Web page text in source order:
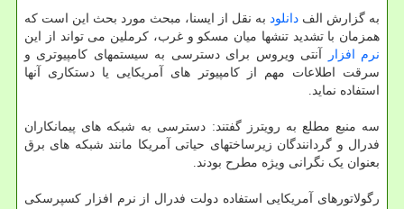
به گزارش الف دانلود به نقل از ایسنا، مبحث مورد بحث این است که
همزمان با تشدید تنشها میان مسکو و غرب، کرملین می تواند از این
نرم افزار
آنتی ویروس برای دسترسی به سیستمهای کامپیوتری و
سرقت اطلاعات مهم از کامپیوتر های آمریکایی یا دستکاری آنها
استفاده نماید.
سه منبع مطلع به رویترز گفتند: دسترسی به شبکه های پیمانکاران
فدرال و گردانندگان زیرساختهای حیاتی آمریکا مانند شبکه های برق
بعنوان یک نگرانی ویژه مطرح بودند.
رگولاتورهای آمریکایی استفاده دولت فدرال از نرم افزار کسپرسکی